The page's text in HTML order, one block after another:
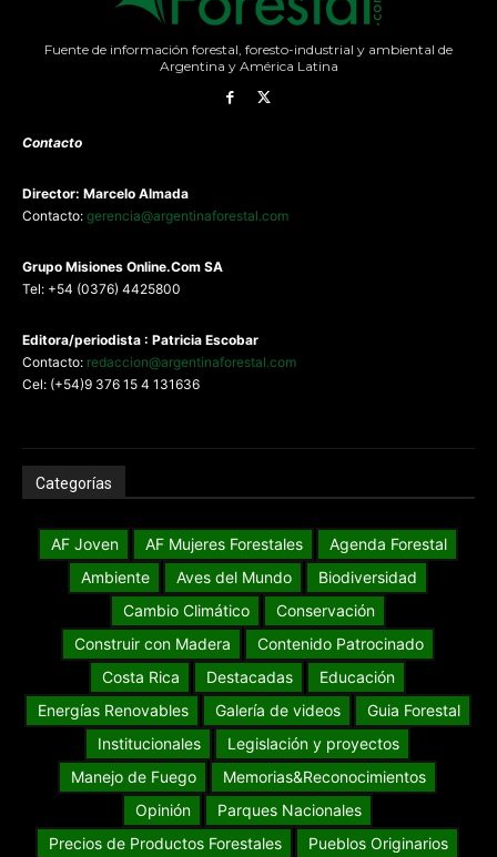
Fuente de información forestal, foresto-industrial y ambiental de
Argentina y América Latina
Contacto
Director: Marcelo Almada
Contacto: gerencia@argentinaforestal.com
Grupo Misiones Online.Com SA
Tel: +54 (0376) 4425800
Editora/periodista : Patricia Escobar
Contacto: redaccion@argentinaforestal.com
Cel: (+54)9 376 15 4 131636
Categorías
AF Joven AF Mujeres Forestales
Agenda Forestal
Ambiente
Aves del Mundo
Biodiversidad
Cambio Climático
Conservación
Construir con Madera
Contenido Patrocinado
Costa Rica
Destacadas
Educación
Energías Renovables
Galería de videos
Guia Forestal
Institucionales
Legislación y proyectos
Manejo de Fuego
Memorias&Reconocimientos
Opinión
Parques Nacionales
Precios de Productos Forestales
Pueblos Originarios